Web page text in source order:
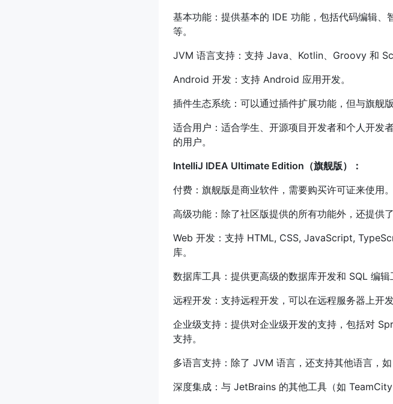
基本功能：提供基本的 IDE 功能，包括代码编辑
等。
JVM 语言支持：支持 Java、Kotlin、Groovy 和
Android 开发：支持 Android 应用开发。
插件生态系统：可以通过插件扩展功能，但与旗舰
适合用户：适合学生、开源项目开发者和个人开发
的用户。
IntelliJ IDEA Ultimate Edition（旗舰版）：
付费：旗舰版是商业软件，需要购买许可证来使用。
高级功能：除了社区版提供的所有功能外，还提供
Web 开发：支持 HTML, CSS, JavaScript,
库。
数据库工具：提供更高级的数据库开发和 SQL 编辑
远程开发：支持远程开发，可以在远程服务器上开发
企业级支持：提供对企业级开发的支持，包括对
支持。
多语言支持：除了 JVM 语言，还支持其他语言，
深度集成：与 JetBrains 的其他工具（如